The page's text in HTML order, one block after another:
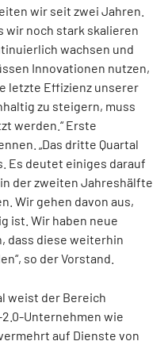
wir seit zwei Jahren.
wir noch stark skalieren
wachsen und
Innovationen nutzen,
letzte Effizienz unserer
zu steigern, muss
werden.“ Erste
„Das dritte Quartal
Es deutet einiges darauf
der zweiten Jahreshälfte
Wir gehen davon aus,
ist. Wir haben neue
dass diese weiterhin
so der Vorstand.
weist der Bereich
2.0-Unternehmen wie
auf Dienste von